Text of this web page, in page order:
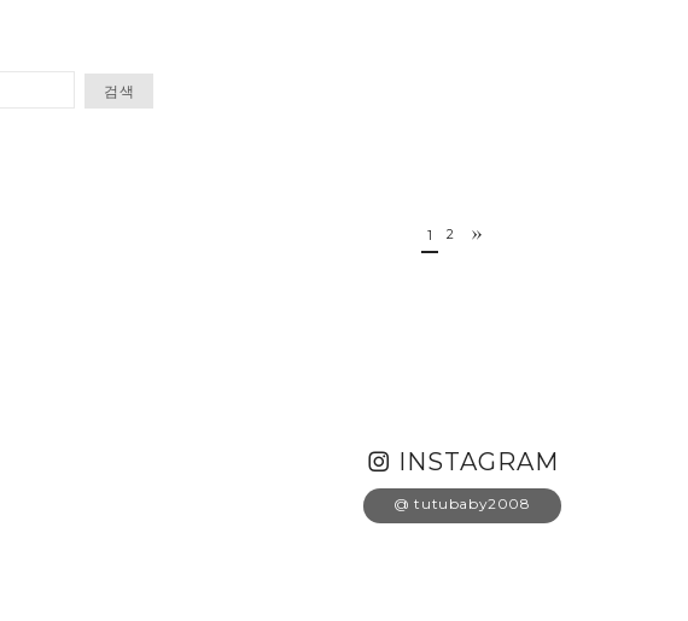
검색
1 2
INSTAGRAM
@ tutubaby2008